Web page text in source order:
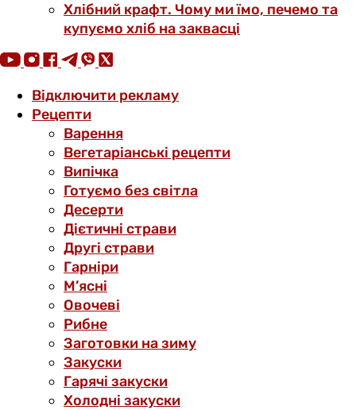
Хлібний крафт. Чому ми їмо, печемо та
купуємо хліб на заквасці
Відключити рекламу
Рецепти
Варення
Вегетаріанські рецепти
Випічка
Готуємо без світла
Десерти
Дієтичні страви
Другі страви
Гарніри
М’ясні
Овочеві
Рибне
Заготовки на зиму
Закуски
Гарячі закуски
Холодні закуски